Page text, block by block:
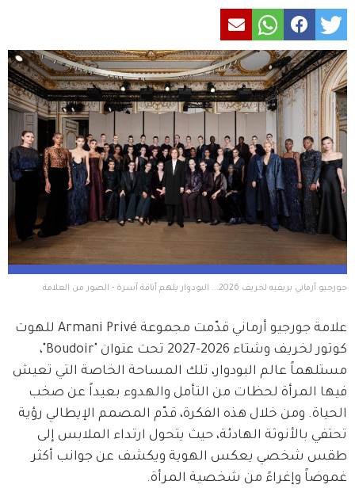
جورجيو أرماني بريفيه لخريف 2026... البودوار يلهم أناقة آسرة - الصور من العلامة
علامة جورجيو أرماني قدّمت مجموعة Armani Privé للهوت
كوتور لخريف وشتاء 2026-2027 تحت عنوان "Boudoir"،
مستلهماً عالم البودوار، تلك المساحة الخاصة التي تعيش
فيها المرأة لحظات من التأمل والهدوء بعيداً عن صخب
الحياة. ومن خلال هذه الفكرة، قدّم المصمم الإيطالي رؤية
تحتفي بالأنوثة الهادئة، حيث يتحول ارتداء الملابس إلى
طقس شخصي يعكس الهوية ويكشف عن جوانب أكثر
غموضاً وإغراءً من شخصية المرأة.